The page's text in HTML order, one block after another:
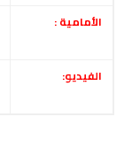
الأمامية :
الفيديو: